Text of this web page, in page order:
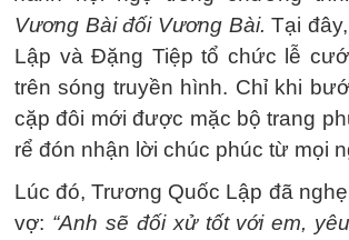
Vương Bài đối Vương Bài. Tại
Lập và Đặng Tiệp tổ chức lễ
trên sóng truyền hình. Chỉ khi
cặp đôi mới được mặc bộ trang
rể đón nhận lời chúc phúc từ mọi
Lúc đó, Trương Quốc Lập đã
vợ: “Anh sẽ đối xử tốt với em,